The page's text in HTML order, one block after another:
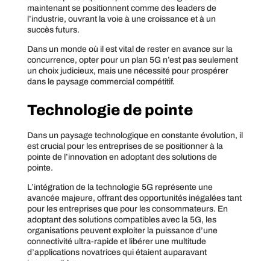
maintenant se positionnent comme des leaders de
l’industrie, ouvrant la voie à une croissance et à un
succès futurs.
Dans un monde où il est vital de rester en avance sur la
concurrence, opter pour un plan 5G n’est pas seulement
un choix judicieux, mais une nécessité pour prospérer
dans le paysage commercial compétitif.
Technologie de pointe
Dans un paysage technologique en constante évolution, il
est crucial pour les entreprises de se positionner à la
pointe de l’innovation en adoptant des solutions de
pointe.
L’intégration de la technologie 5G représente une
avancée majeure, offrant des opportunités inégalées tant
pour les entreprises que pour les consommateurs. En
adoptant des solutions compatibles avec la 5G, les
organisations peuvent exploiter la puissance d’une
connectivité ultra-rapide et libérer une multitude
d’applications novatrices qui étaient auparavant